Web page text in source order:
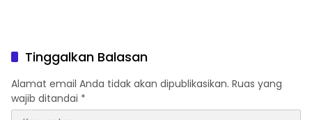
Tinggalkan Balasan
Alamat email Anda tidak akan dipublikasikan. Ruas yang
wajib ditandai *